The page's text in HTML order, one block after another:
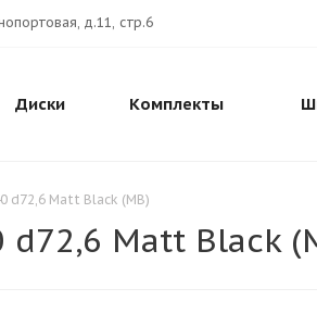
д.11, стр.6
Диски Комплекты
d72,6 Matt Black (MB)
d72,6 Matt Black